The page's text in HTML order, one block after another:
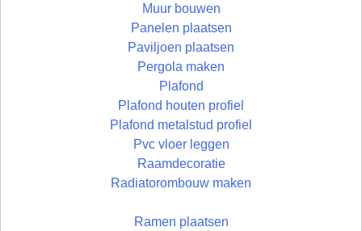
Muur bouwen
Panelen plaatsen
Paviljoen plaatsen
Pergola maken
Plafond
Plafond houten profiel
Plafond metalstud profiel
Pvc vloer leggen
Raamdecoratie
Radiatorombouw maken
Ramen plaatsen